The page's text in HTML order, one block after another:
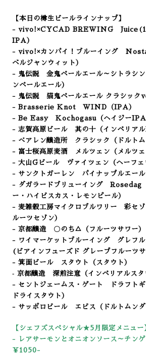
【本日の樽生ビールラインナップ】
- vivo!×CYCAD BREWING
IPA）
- vivo!×カンパイ！ブルーイング
ベルジャンウィット）
- 鬼伝説 金鬼ペールエール～シトラシ
ンペールエール）
- 鬼伝説 猫鬼ペールエール クラシック
- Brasserie Knot WIND （IPA）
- Be Easy Kochogasu（ヘイジーIPA
- 志賀高原ビール 其の十（インペリアル
- べアレン醸造所 クラシック（ドルトム
- 富士桜高原麦酒 メルツェン（メルツェ
- 大山Gビール ヴァイツェン（ヘーフェ
- サンクトガーレン パイナップルエール
- ダガラードブリューイング Rosedag
ー・ハイビスカス・レモンピール）
- 麦雑穀工房マイクロブルワリー 彩セ
ルーツセゾン）
- 京都醸造 〇のち△（フルーツサワー）
- ワイマーケットブルーイング グレフル
(ビアインフューズド グレープフルーツサ
- 箕面ビール スタウト（スタウト）
‐ 京都醸造 深煎注意（インペリアルスタ
- セントジェームス・ゲート ドラフトギ
ドライスタウト）
- サッポロビール エビス（ドルトムンダ
【シェフズスペシャル★5 月限定メニュー
-
レアサーモンとオニオンソース～チン
￥1050-